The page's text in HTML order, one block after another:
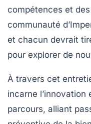
compétences et
communauté
et chacun devrait
pour explorer de
À travers cet
incarne l’innovation
parcours, alliant